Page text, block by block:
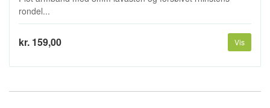
rondel...
kr. 159,00 Vis